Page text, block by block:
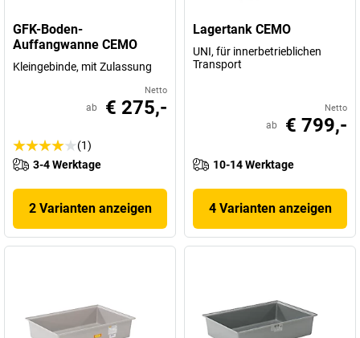
GFK-Boden-
Auffangwanne CEMO
Kleingebinde, mit Zulassung
Netto
ab € 275,-
(1)
3-4 Werktage
2 Varianten anzeigen
Lagertank CEMO
UNI, für innerbetrieblichen
Transport
Netto
ab € 799,-
10-14 Werktage
4 Varianten anzeigen